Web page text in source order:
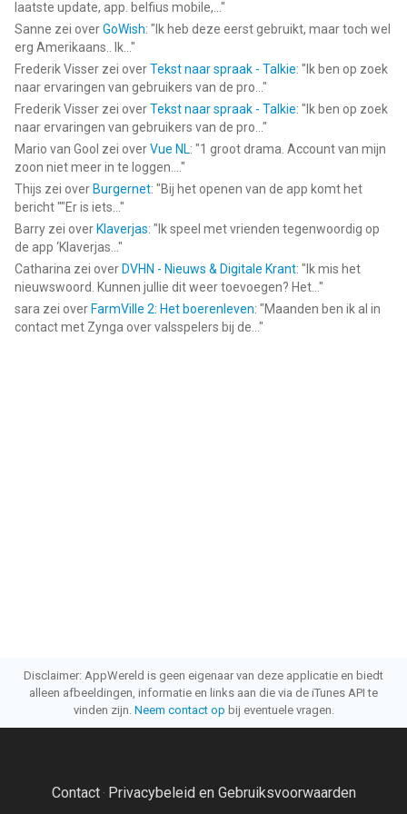
Informatie voor EA SPORTS FC™ Voetbal Mobileis het laatst
vergeleken op 7 Aug om 03:15.
laatste update, app. belfius mobile,... "
Sanne zei overGoWish: " Ik heb deze eerst gebruikt, maar toch wel
erg Amerikaans.. Ik... "
Frederik Visser zei overTekst naar spraak - Talkie: " Ik ben op zoek
naar ervaringen van gebruikers van de pro... "
Frederik Visser zei overTekst naar spraak - Talkie: " Ik ben op zoek
naar ervaringen van gebruikers van de pro... "
Mario van Gool zei overVue NL: "1 groot drama. Account van mijn
zoon niet meer in te loggen.... "
Thijs zei over Burgernet: "Bij het openen van de app komt het
bericht ""Er is iets... "
Barry zei over Klaverjas: " Ik speel met vrienden tegenwoordig op
de app ‘Klaverjas... "
Catharina zei over DVHN - Nieuws & Digitale Krant: " Ik mis het
nieuwswoord. Kunnen jullie dit weer toevoegen? Het... "
sara zei over FarmVille 2: Het boerenleven: "Maanden ben ik al in
contact met Zynga over valsspelers bij de... "
Disclaimer: AppWereld is geen eigenaar van deze applicatie en biedt
alleen afbeeldingen, informatie en links aan die via de iTunes API te
vinden zijn. Neem contact op bij eventuele vragen.
Contact· Privacybeleid en Gebruiksvoorwaarden